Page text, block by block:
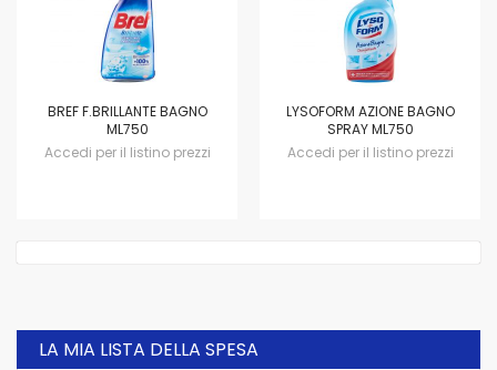
BREF F.BRILLANTE BAGNO
ML750
Accedi per il listino prezzi
LYSOFORM AZIONE BAGNO
SPRAY ML750
Accedi per il listino prezzi
LA MIA LISTA DELLA SPESA